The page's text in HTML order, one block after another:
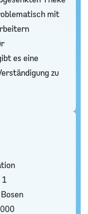
mit
es eine
zu